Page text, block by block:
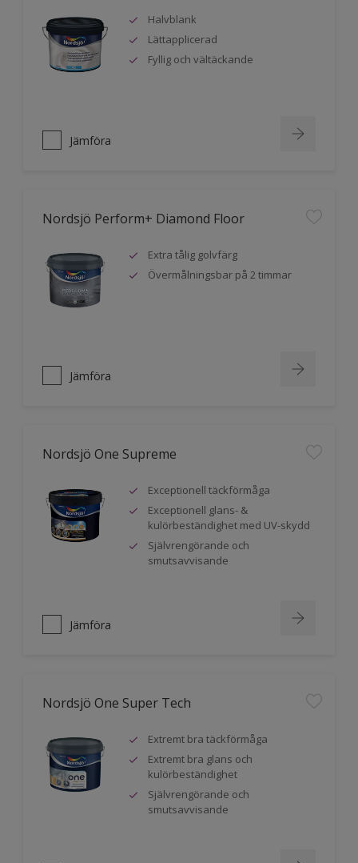
Halvblank
Lättapplicerad
Fyllig och vältäckande
Jämföra
Nordsjö Perform+ Diamond Floor
Extra tålig golvfärg
Övermålningsbar på 2 timmar
Jämföra
Nordsjö One Supreme
Exceptionell täckförmåga
Exceptionell glans- &
kulörbeständighet med UV-skydd
Självrengörande och
smutsavvisande
Jämföra
Nordsjö One Super Tech
Extremt bra täckförmåga
Extremt bra glans och
kulörbeständighet
Självrengörande och
smutsavvisande